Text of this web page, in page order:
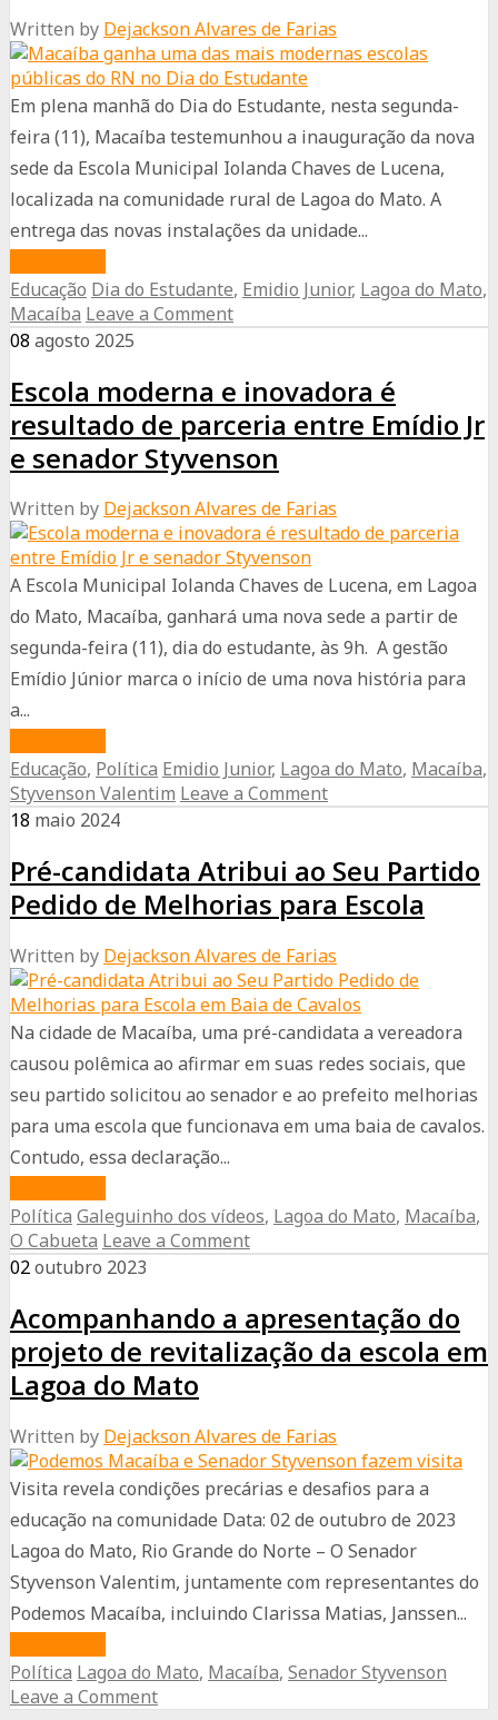
e
kit
escolar
municipal
de
ensino
Written by Dejackson Alvares de Farias
Em plena manhã do Dia do Estudante, nesta segunda-
feira (11), Macaíba testemunhou a inauguração da nova
sede da Escola Municipal Iolanda Chaves de Lucena,
localizada na comunidade rural de Lagoa do Mato. A
entrega das novas instalações da unidade...
Macaíba
ganha
uma
das
mais
modernas
escolas
públicas
do
RN
Educação Dia do Estudante, Emidio Junior, Lagoa do Mato,
Macaíba Leave a Comment
08 agosto 2025
Escola moderna e inovadora é
resultado de parceria entre Emídio Jr
e senador Styvenson
Written by Dejackson Alvares de Farias
A Escola Municipal Iolanda Chaves de Lucena, em Lagoa
do Mato, Macaíba, ganhará uma nova sede a partir de
segunda-feira (11), dia do estudante, às 9h. A gestão
Emídio Júnior marca o início de uma nova história para
a...
Escola
moderna
e
inovadora
é
resultado
de
parceria
entre
Emídio
senador
Styvenson
Educação, Política Emidio Junior, Lagoa do Mato, Macaíba,
Styvenson Valentim Leave a Comment
18 maio 2024
Pré-candidata Atribui ao Seu Partido
Pedido de Melhorias para Escola
Written by Dejackson Alvares de Farias
Na cidade de Macaíba, uma pré-candidata a vereadora
causou polêmica ao afirmar em suas redes sociais, que
seu partido solicitou ao senador e ao prefeito melhorias
para uma escola que funcionava em uma baia de cavalos.
Contudo, essa declaração...
Pré-
candidata
Atribui
ao
Seu
Partido
Pedido
de
Melhorias
para
Escola
Política Galeguinho dos vídeos, Lagoa do Mato, Macaíba,
O Cabueta Leave a Comment
02outubro 2023
Acompanhando a apresentação do
projeto de revitalização da escola em
Lagoa do Mato
Written by Dejackson Alvares de Farias
Visita revela condições precárias e desafios para a
educação na comunidade Data: 02 de outubro de 2023
Lagoa do Mato, Rio Grande do Norte – O Senador
Styvenson Valentim, juntamente com representantes do
Podemos Macaíba, incluindo Clarissa Matias, Janssen...
Acompanhando
a
Política Lagoa do Mato, Macaíba, Senador Styvenson
Leave a Comment